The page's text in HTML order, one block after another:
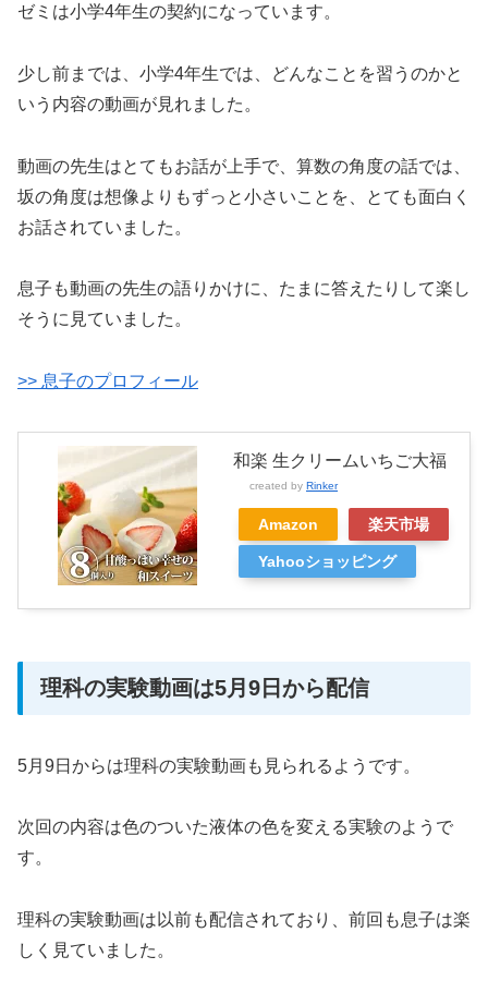
ゼミは小学4年生の契約になっています。
少し前までは、小学4年生では、どんなことを習うのかと
いう内容の動画が見れました。
動画の先生はとてもお話が上手で、算数の角度の話では、
坂の角度は想像よりもずっと小さいことを、とても面白く
お話されていました。
息子も動画の先生の語りかけに、たまに答えたりして楽し
そうに見ていました。
>> 息子のプロフィール
和楽 生クリームいちご大福
created by Rinker
Amazon 楽天市場
Yahooショッピング
理科の実験動画は5月9日から配信
5月9日からは理科の実験動画も見られるようです。
次回の内容は色のついた液体の色を変える実験のようで
す。
理科の実験動画は以前も配信されており、前回も息子は楽
しく見ていました。